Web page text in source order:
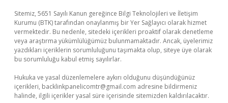
Sitemiz, 5651 Sayılı Kanun gereğince Bilgi Teknolojileri ve İletişim
Kurumu (BTK) tarafından onaylanmış bir Yer Sağlayıcı olarak hizmet
vermektedir. Bu nedenle, sitedeki içerikleri proaktif olarak denetleme
veya araştırma yükümlülüğümüz bulunmamaktadır. Ancak, üyelerimiz
yazdıkları içeriklerin sorumluluğunu taşımakta olup, siteye üye olarak
bu sorumluluğu kabul etmiş sayılırlar.
Hukuka ve yasal düzenlemelere aykırı olduğunu düşündüğünüz
içerikleri, backlinkpanelicomtr@gmail.com adresine bildirmeniz
halinde, ilgili içerikler yasal süre içerisinde sitemizden kaldırılacaktır.